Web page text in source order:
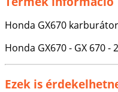
Honda GX670 karburátor
Honda GX670 - GX 670 -
Ezek is